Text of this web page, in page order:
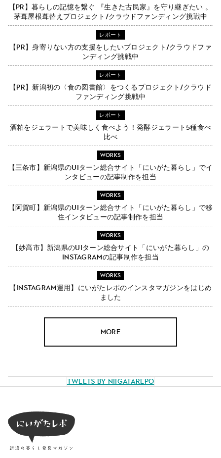
【PR】暮らしの記憶を繋ぐ 『生きた古民家』を守り継ぎたい 。
茅葺屋根葺替えプロジェクト/クラウドファンディング挑戦中
レポート
【PR】身寄りない方の支援をしたいプロジェクト/クラウドファ
ンディング挑戦中
レポート
【PR】新潟初の〈食の図書館〉をつくるプロジェクト/クラウド
ファンディング挑戦中
レポート
酒粕をジェラートで美味しく食べよう！発酵ジェラート5種食べ
比べ
WORKS
【三条市】新潟県のUIターン総合サイト「にいがた暮らし」でイ
ンタビューの記事制作を担当
WORKS
【阿賀町】新潟県のUIターン総合サイト「にいがた暮らし」で移
住インタビューの記事制作を担当
WORKS
【妙高市】新潟県のUIターン総合サイト「にいがた暮らし」の
Instagramの記事制作を担当
WORKS
【Instagram運用】にいがたレポのインスタマガジンをはじめ
ました
MORE
Tweets by NiigataRepo